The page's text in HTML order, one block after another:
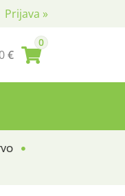
Prijava »
0
€